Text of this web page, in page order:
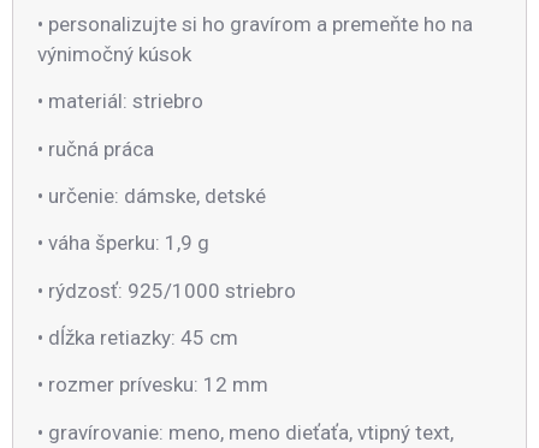
• personalizujte si ho gravírom a premeňte ho na
výnimočný kúsok
• materiál: striebro
• ručná práca
• určenie: dámske, detské
• váha šperku: 1,9 g
• rýdzosť: 925/1000 striebro
• dĺžka retiazky: 45 cm
• rozmer prívesku: 12 mm
• gravírovanie: meno, meno dieťaťa, vtipný text,